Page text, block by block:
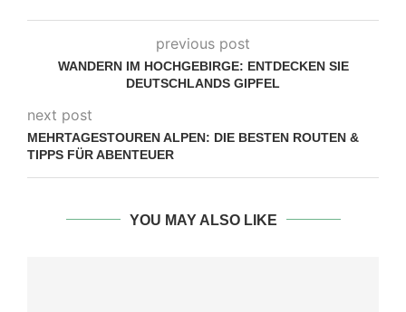
previous post
WANDERN IM HOCHGEBIRGE: ENTDECKEN SIE
DEUTSCHLANDS GIPFEL
next post
MEHRTAGESTOUREN ALPEN: DIE BESTEN ROUTEN &
TIPPS FÜR ABENTEUER
YOU MAY ALSO LIKE